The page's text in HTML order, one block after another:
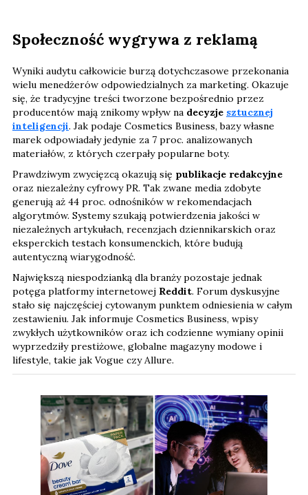
Społeczność wygrywa z reklamą
Wyniki audytu całkowicie burzą dotychczasowe przekonania
wielu menedżerów odpowiedzialnych za marketing. Okazuje
się, że tradycyjne treści tworzone bezpośrednio przez
producentów mają znikomy wpływ na decyzje sztucznej
inteligencji. Jak podaje Cosmetics Business, bazy własne
marek odpowiadały jedynie za 7 proc. analizowanych
materiałów, z których czerpały popularne boty.
Prawdziwym zwycięzcą okazują się publikacje redakcyjne
oraz niezależny cyfrowy PR. Tak zwane media zdobyte
generują aż 44 proc. odnośników w rekomendacjach
algorytmów. Systemy szukają potwierdzenia jakości w
niezależnych artykułach, recenzjach dziennikarskich oraz
eksperckich testach konsumenckich, które budują
autentyczną wiarygodność.
Największą niespodzianką dla branży pozostaje jednak
potęga platformy internetowej Reddit. Forum dyskusyjne
stało się najczęściej cytowanym punktem odniesienia w całym
zestawieniu. Jak informuje Cosmetics Business, wpisy
zwykłych użytkowników oraz ich codzienne wymiany opinii
wyprzedziły prestiżowe, globalne magazyny modowe i
lifestyle, takie jak Vogue czy Allure.